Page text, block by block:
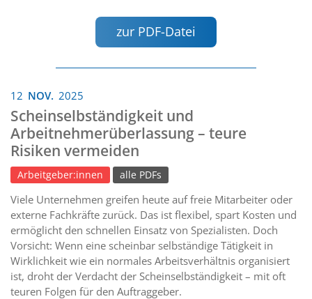
zur PDF-Datei
12 NOV. 2025
Scheinselbständigkeit und
Arbeitnehmerüberlassung – teure
Risiken vermeiden
Arbeitgeber:innen alle PDFs
Viele Unternehmen greifen heute auf freie Mitarbeiter oder
externe Fachkräfte zurück. Das ist flexibel, spart Kosten und
ermöglicht den schnellen Einsatz von Spezialisten. Doch
Vorsicht: Wenn eine scheinbar selbständige Tätigkeit in
Wirklichkeit wie ein normales Arbeitsverhältnis organisiert
ist, droht der Verdacht der Scheinselbständigkeit – mit oft
teuren Folgen für den Auftraggeber.